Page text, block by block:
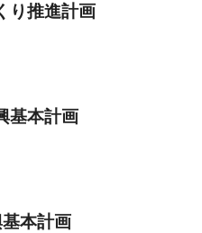
り推進計画
基本計画
本計画